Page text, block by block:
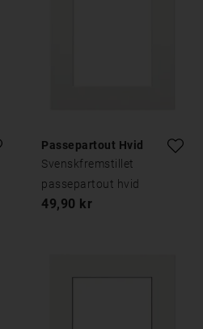
Passepartout Hvid
Svenskfremstillet
passepartout hvid
49,90 kr